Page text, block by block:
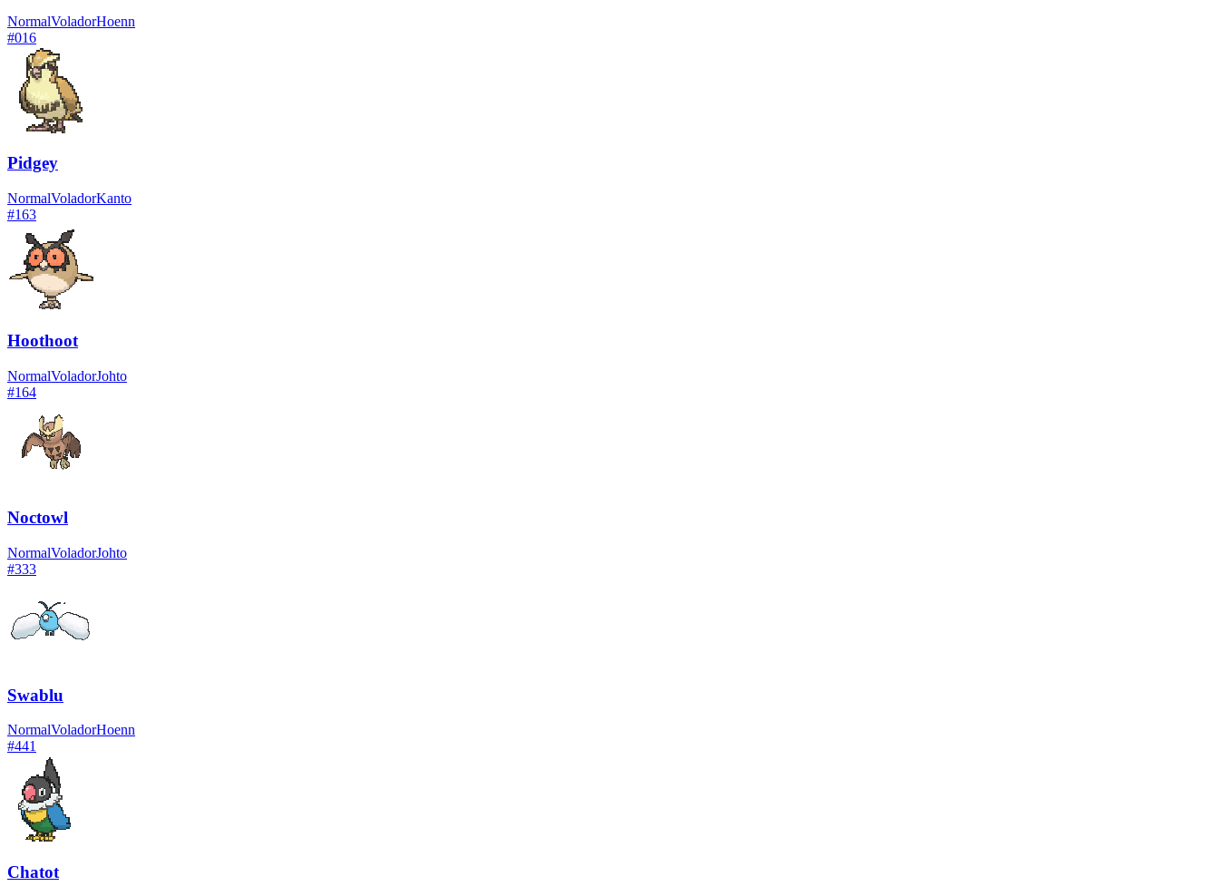
NormalVoladorHoenn
#016
Pidgey
NormalVoladorKanto
#163
Hoothoot
NormalVoladorJohto
#164
Noctowl
NormalVoladorJohto
#333
Swablu
NormalVoladorHoenn
#441
Chatot